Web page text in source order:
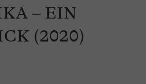
– EIN
(2020)